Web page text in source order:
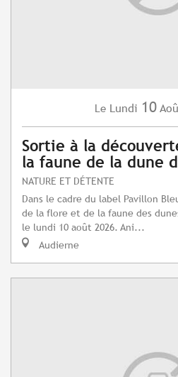
Le Lundi 10
Sortie à la
la faune de la dune
NATURE ET DÉTENTE
Dans le cadre du label Pavillon
de la flore et de la faune des
le lundi 10 août 2026. Ani...
Audierne